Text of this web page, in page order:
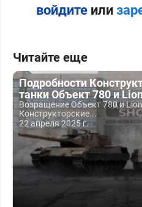
войдитеили
Читайте еще
Подробности
танки Объект 780 и
Возращение Объект 780 и
Конструкторские...
22 апреля 2025 г.